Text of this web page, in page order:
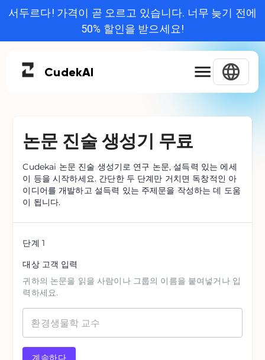
서두르다! 가격이 곧 오르고 있습니다. 너무 늦기 전에
50% 할인을 받으세요!
CudekAI
논문 진술 생성기 무료
Cudekai 논문 진술 생성기로 연구 논문, 설득력 있는 에세
이 등을 시작하세요. 간단한 두 단계만 거치면 독창적인 아
이디어를 개발하고 설득력 있는 주제문을 작성하는 데 도움
이 됩니다.
단계 1
대상 고객 입력
귀하의 논문을 읽을 사람이나 그룹의 이름을 붙여넣거나 입
력하세요.
계속하다